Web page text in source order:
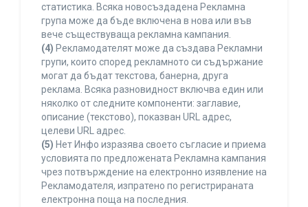
статистика. Всяка новосъздадена Рекламна
група може да бъде включена в нова или във
вече съществуваща рекламна кампания.
(4) Рекламодателят може да създава Рекламни
групи, които според рекламното си съдържание
могат да бъдат текстова, банерна, друга
реклама. Всяка разновидност включва един или
няколко от следните компоненти: заглавие,
описание (текстово), показван URL адрес,
целеви URL адрес.
(5) Нет Инфо изразява своето съгласие и приема
условията по предложената Рекламна кампания
чрез потвърждение на електронно изявление на
Рекламодателя, изпратено по регистрираната
електронна поща на последния.